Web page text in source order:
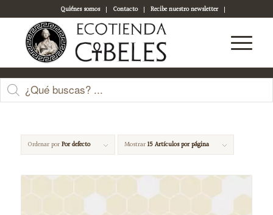
Quiénes somos Contacto
Recibe nuestro newsletter
Acceso a tu cuenta
Alimentación
Ordenar porPor defecto Mostrar15 Artículos por página